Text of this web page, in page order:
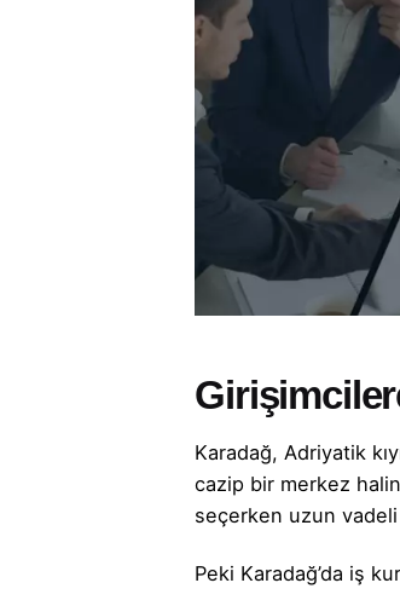
Karadağ, Adriyatik
cazip bir merkez
seçerken uzun
Peki Karadağ’da iş